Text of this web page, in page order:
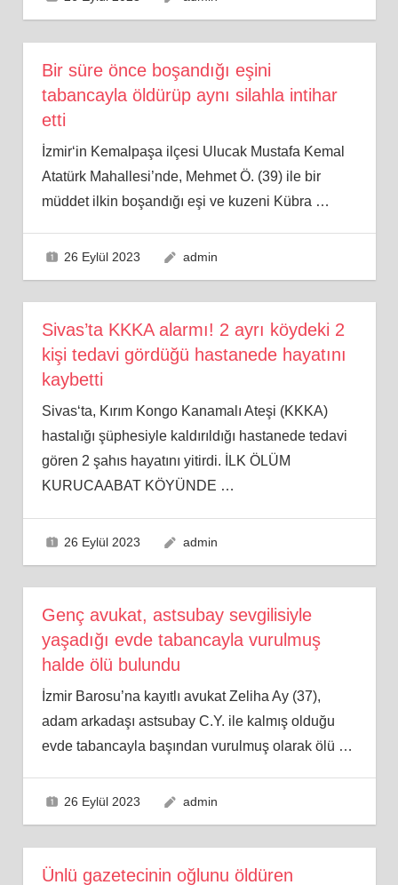
Bir süre önce boşandığı eşini
tabancayla öldürüp aynı silahla intihar
etti
İzmir‘in Kemalpaşa ilçesi Ulucak Mustafa Kemal
Atatürk Mahallesi’nde, Mehmet Ö. (39) ile bir
müddet ilkin boşandığı eşi ve kuzeni Kübra …
26 Eylül 2023 admin
Sivas’ta KKKA alarmı! 2 ayrı köydeki 2
kişi tedavi gördüğü hastanede hayatını
kaybetti
Sivas‘ta, Kırım Kongo Kanamalı Ateşi (KKKA)
hastalığı şüphesiyle kaldırıldığı hastanede tedavi
gören 2 şahıs hayatını yitirdi. İLK ÖLÜM
KURUCAABAT KÖYÜNDE …
26 Eylül 2023 admin
Genç avukat, astsubay sevgilisiyle
yaşadığı evde tabancayla vurulmuş
halde ölü bulundu
İzmir Barosu’na kayıtlı avukat Zeliha Ay (37),
adam arkadaşı astsubay C.Y. ile kalmış olduğu
evde tabancayla başından vurulmuş olarak ölü …
26 Eylül 2023 admin
Ünlü gazetecinin oğlunu öldüren